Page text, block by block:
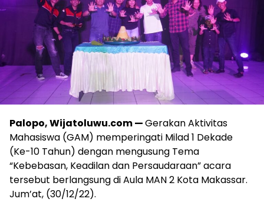
Palopo, Wijatoluwu.com —Gerakan Aktivitas
Mahasiswa (GAM) memperingati Milad 1 Dekade
(Ke-10 Tahun) dengan mengusung Tema
“Kebebasan, Keadilan dan Persaudaraan” acara
tersebut berlangsung di Aula MAN 2 Kota Makassar.
Jum’at, (30/12/22).